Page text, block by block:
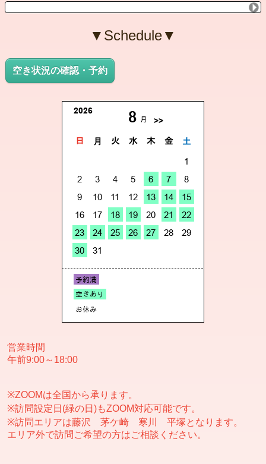
▼Schedule▼
空き状況の確認・予約
営業時間
午前9:00～18:00
※ZOOMは全国から承ります。
※訪問設定日(緑の日)もZOOM対応可能です。
※訪問エリアは藤沢 茅ケ崎 寒川 平塚となります。
エリア外で訪問ご希望の方はご相談ください。